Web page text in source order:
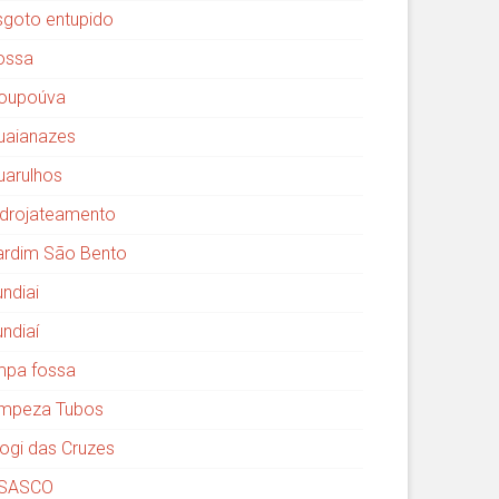
entupido
São Bento
fossa
Tubos
das Cruzes